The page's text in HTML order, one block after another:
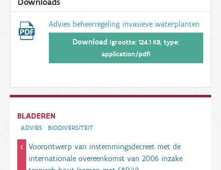
Advies beheerregeling invasieve waterplanten
Download(grootte: 124.1 KB, type:
application/pdf)
BLADEREN
ADVIES BIODIVERSITEIT
Voorontwerp van instemmingsdecreet met de
internationale overeenkomst van 2006 inzake